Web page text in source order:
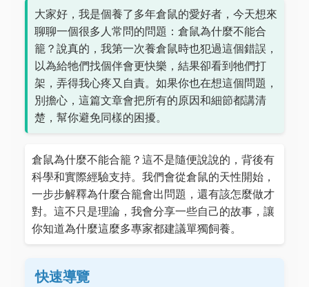
大家好，我是個養了多年倉鼠的愛好者，今天想來
聊聊一個很多人常問的問題：倉鼠為什麼不能合
籠？說真的，我第一次養倉鼠時也犯過這個錯誤，
以為給牠們找個伴會更快樂，結果卻看到牠們打
架，弄得我心疼又自責。如果你也在想這個問題，
別擔心，這篇文章會把所有的原因和細節都講清
楚，幫你避免同樣的困擾。
倉鼠為什麼不能合籠？這不是隨便說說的，背後有
科學和實際經驗支持。我們會從倉鼠的天性開始，
一步步解釋為什麼合籠會出問題，還有該怎麼做才
對。這不只是理論，我會分享一些自己的故事，讓
你知道為什麼這麼多專家都建議單獨飼養。
快速導覽